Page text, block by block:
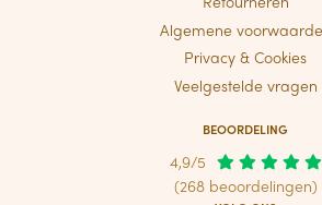
Algemene
Privacy & Cookies
Veelgestelde vragen
BEOORDELING
4,9/5
(268 beoordelingen)